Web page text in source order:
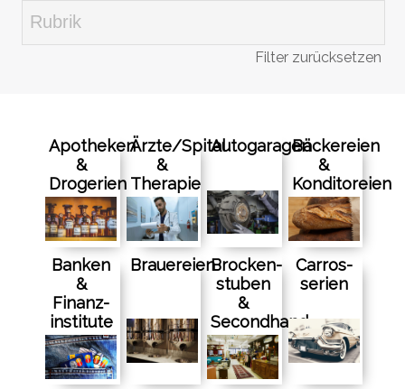
Filter zurücksetzen
Apotheken
&
Drogerien
Ärzte/Spital
&
Therapie
AutogaragenBäckereien
&
Konditoreien
Banken
&
Finanz­
in­stitute
BrauereienBrocken­
stuben
&
Secondhand
Carros­
serien